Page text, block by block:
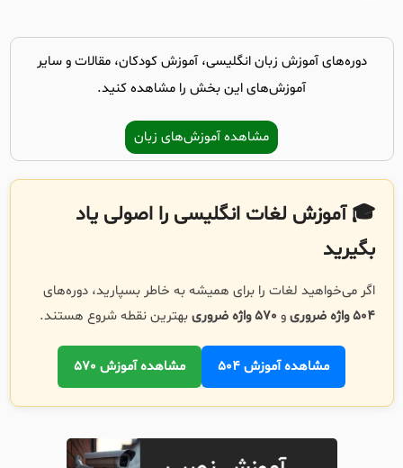
دوره‌های آموزش زبان انگلیسی، آموزش کودکان، مقالات و سایر
آموزش‌های این بخش را مشاهده کنید.
مشاهده آموزش‌های زبان
🎓 آموزش لغات انگلیسی را اصولی یاد
بگیرید
اگر می‌خواهید لغات را برای همیشه به خاطر بسپارید، دوره‌های
504 واژه ضروری
و 570 واژه ضروری بهترین نقطه شروع هستند.
مشاهده آموزش 504 مشاهده آموزش 570